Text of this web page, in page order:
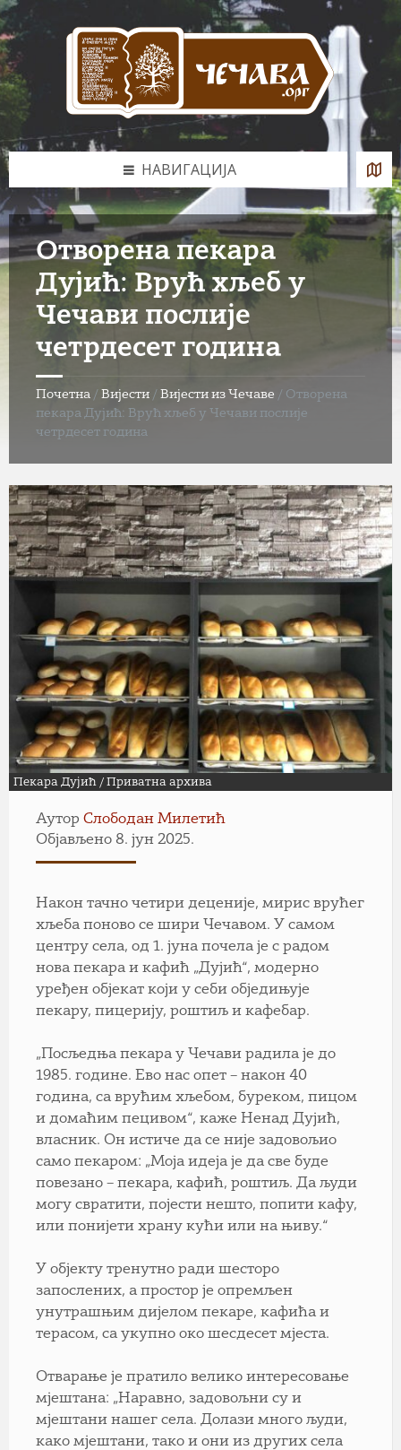
Skip
to
content
Skip
to
left
sidebar
Skip
to
footer
НАВИГАЦИЈА
Отворена пекара
Дујић: Врућ хљеб у
Чечави послије
четрдесет година
Почетна / Вијести / Вијести из Чечаве / Отворена
пекара Дујић: Врућ хљеб у Чечави послије
четрдесет година
Пекара Дујић / Приватна архива
Аутор Слободан Милетић
Објављено 8. јун 2025.
Након тачно четири деценије, мирис врућег
хљеба поново се шири Чечавом. У самом
центру села, од 1. јуна почела је с радом
нова пекара и кафић „Дујић“, модерно
уређен објекат који у себи обједињује
пекару, пицерију, роштиљ и кафебар.
„Посљедња пекара у Чечави радила је до
1985. године. Ево нас опет – након 40
година, са врућим хљебом, буреком, пицом
и домаћим пецивом“, каже Ненад Дујић,
власник. Он истиче да се није задовољио
само пекаром: „Моја идеја је да све буде
повезано – пекара, кафић, роштиљ. Да људи
могу свратити, појести нешто, попити кафу,
или понијети храну кући или на њиву.“
У објекту тренутно ради шесторо
запослених, а простор је опремљен
унутрашњим дијелом пекаре, кафића и
терасом, са укупно око шесдесет мјеста.
Отварање је пратило велико интересовање
мјештана: „Наравно, задовољни су и
мјештани нашег села. Долази много људи,
како мјештани, тако и они из других села